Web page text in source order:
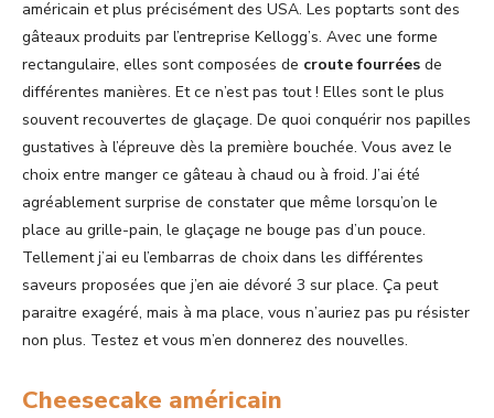
américain et plus précisément des USA. Les poptarts sont des
gâteaux produits par l’entreprise Kellogg’s. Avec une forme
rectangulaire, elles sont composées de croute fourrées de
différentes manières. Et ce n’est pas tout ! Elles sont le plus
souvent recouvertes de glaçage. De quoi conquérir nos papilles
gustatives à l’épreuve dès la première bouchée. Vous avez le
choix entre manger ce gâteau à chaud ou à froid. J’ai été
agréablement surprise de constater que même lorsqu’on le
place au grille-pain, le glaçage ne bouge pas d’un pouce.
Tellement j’ai eu l’embarras de choix dans les différentes
saveurs proposées que j’en aie dévoré 3 sur place. Ça peut
paraitre exagéré, mais à ma place, vous n’auriez pas pu résister
non plus. Testez et vous m’en donnerez des nouvelles.
Cheesecake américain